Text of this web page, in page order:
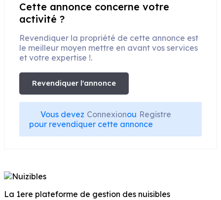
Cette annonce concerne votre
activité ?
Revendiquer la propriété de cette annonce est
le meilleur moyen mettre en avant vos services
et votre expertise !.
Revendiquer l'annonce
Vous devez Connexionou Registre
pour revendiquer cette annonce
La 1ere plateforme de gestion des nuisibles